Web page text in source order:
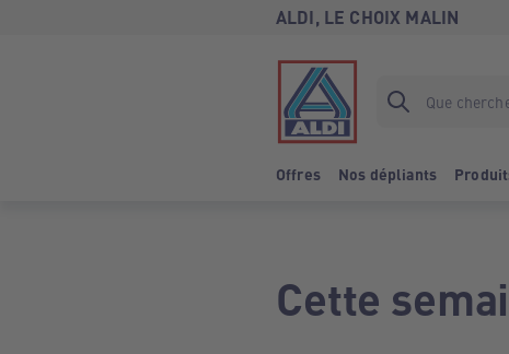
ALDI, LE CHOIX MALIN
Offres Nos dépliants
Cette